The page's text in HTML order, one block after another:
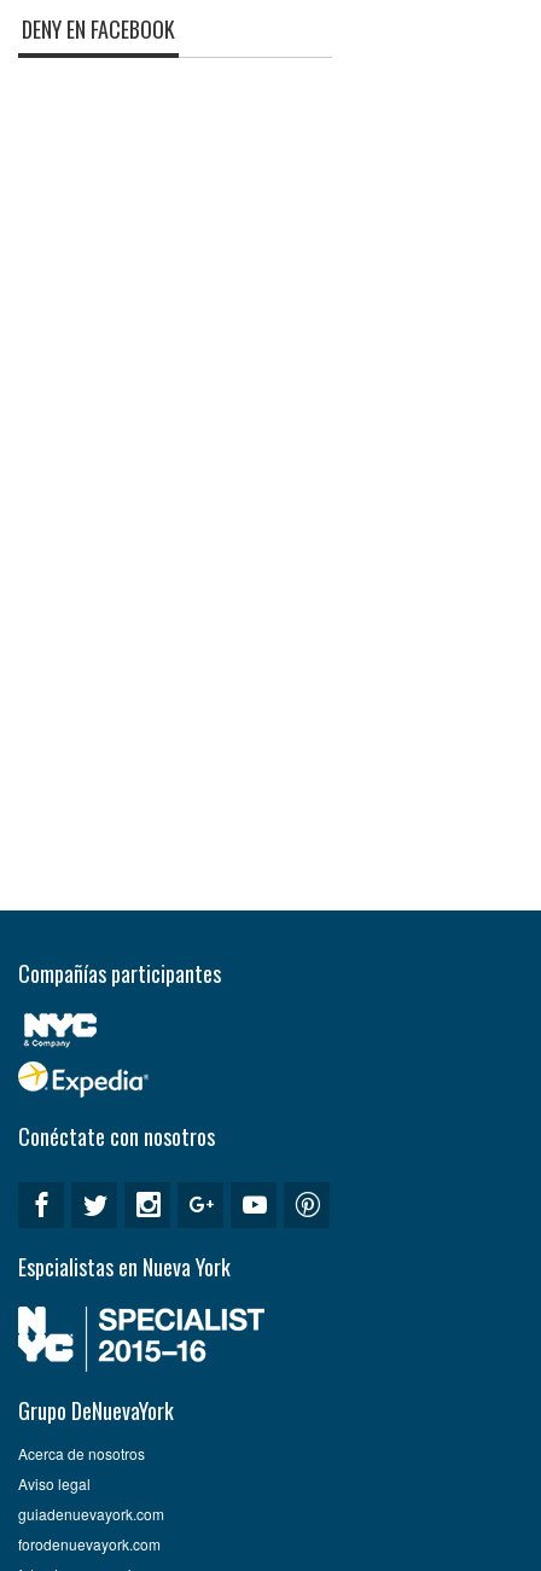
DENY EN FACEBOOK
Compañías participantes
Conéctate con nosotros
Espcialistas en Nueva York
Grupo DeNuevaYork
Acerca de nosotros
Aviso legal
guiadenuevayork.com
forodenuevayork.com